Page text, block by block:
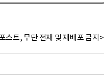
스트, 무단 전재 및 재배포 금지>